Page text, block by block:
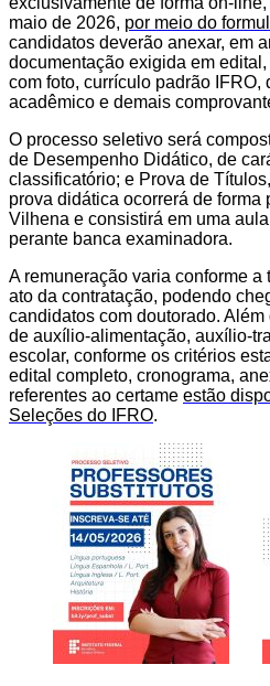
maio de 2026, por meio do
candidatos deverão anexar, em
documentação exigida em
com foto, currículo padrão IFRO,
acadêmico e demais
O processo seletivo será
de Desempenho Didático, de
classificatório; e Prova de
prova didática ocorrerá de forma
Vilhena e consistirá em uma
perante banca examinadora.
A remuneração varia conforme
ato da contratação, podendo
candidatos com doutorado.
de auxílio-alimentação, auxílio-
escolar, conforme os critérios
edital completo, cronograma,
referentes ao certame estão
Seleções do IFRO.